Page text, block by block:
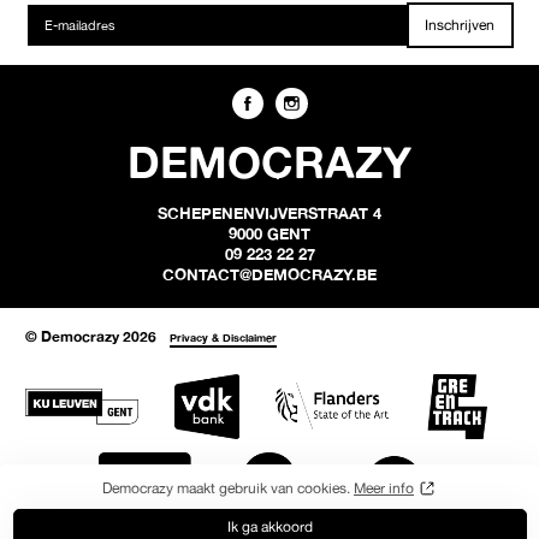
Democrazy maakt gebruik van cookies. Meer info
Ik ga akkoord
Inschrijven
DEMOCRAZY
SCHEPENENVIJVERSTRAAT 4
9000 GENT
09 223 22 27
CONTACT@DEMOCRAZY.BE
© Democrazy 2026 Privacy & Disclaimer